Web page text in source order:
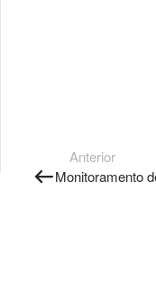
Anterior
Monitoramento